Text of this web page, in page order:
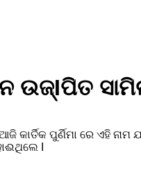
ଉଜ୍Iପିତ
ପୁର୍ଣିମା ରେ ଏହି ନାମ
I